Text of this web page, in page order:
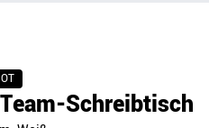
Barhocker
Schreibtisch